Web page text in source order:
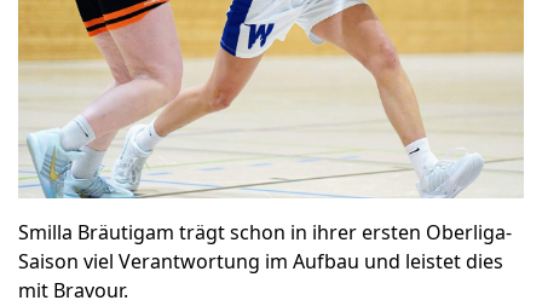
Smilla Bräutigam trägt schon in ihrer ersten Oberliga-
Saison viel Verantwortung im Aufbau und leistet dies
mit Bravour.